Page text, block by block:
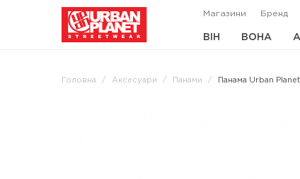
Магазини Бренд
ВІН ВОНА
Головна Аксесуари Панами Панама Urban